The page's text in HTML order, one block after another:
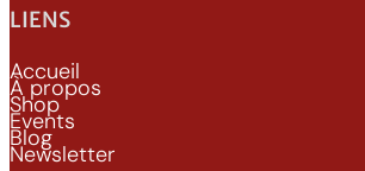
LIENS
Accueil
À propos
Shop
Events
Blog
Newsletter